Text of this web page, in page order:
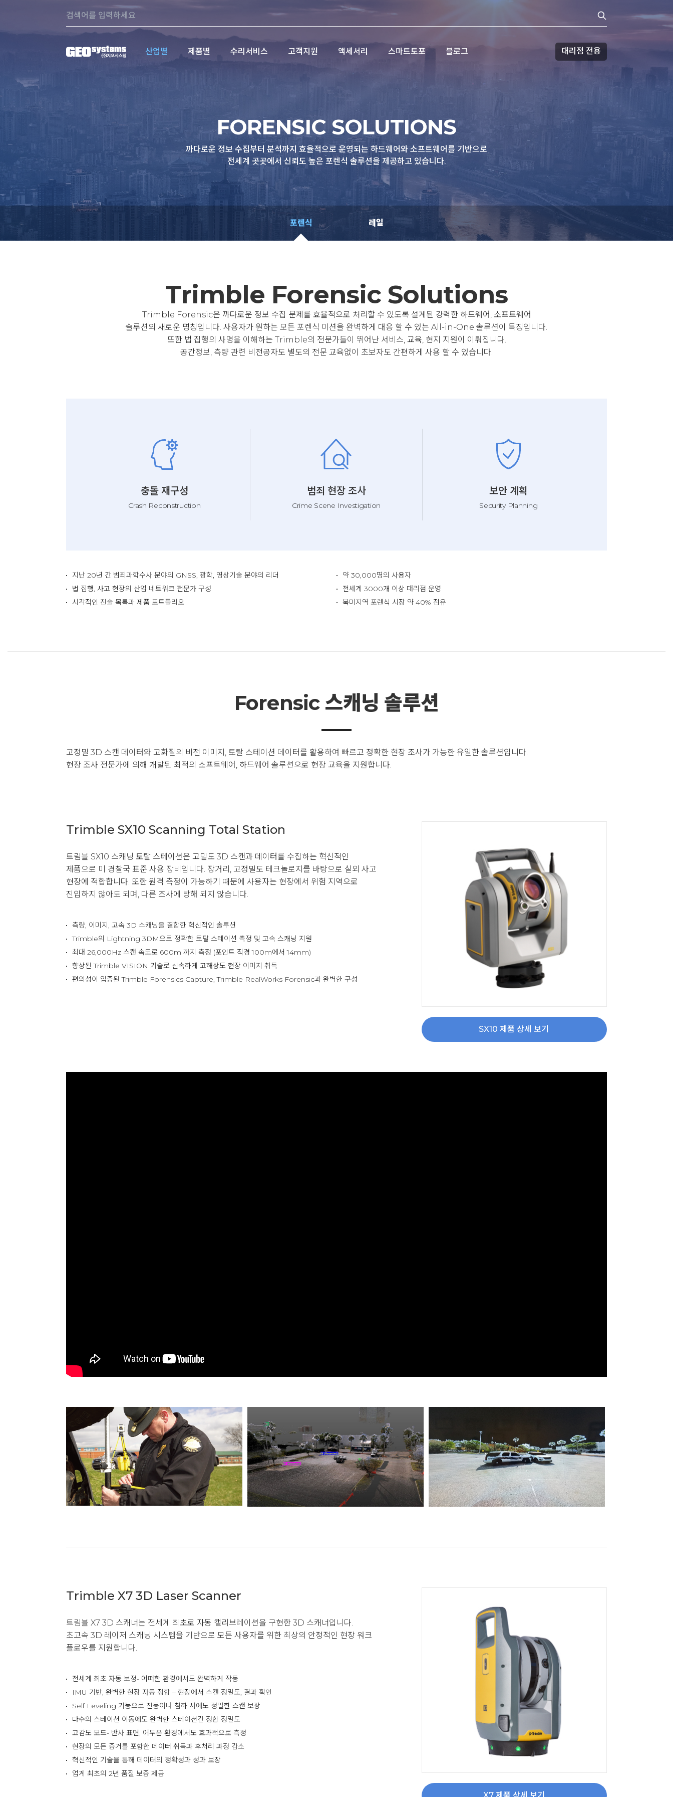
Search:
산업별 제품별 수리서비스 고객지원 액세서리 스마트토포 블로그 대리점 전용
FORENSIC SOLUTIONS
까다로운 정보 수집부터 분석까지 효율적으로 운영되는 하드웨어와 소프트웨어를 기반으로
전세계 곳곳에서 신뢰도 높은 포렌식 솔루션을 제공하고 있습니다.
포렌식 레일
Trimble Forensic Solutions
Trimble Forensic은 까다로운 정보 수집 문제를 효율적으로 처리할 수 있도록 설계된 강력한 하드웨어, 소프트웨어
솔루션의 새로운 명칭입니다. 사용자가 원하는 모든 포렌식 미션을 완벽하게 대응 할 수 있는 All-in-One 솔루션이 특징입니다.
또한 법 집행의 사명을 이해하는 Trimble의 전문가들이 뛰어난 서비스, 교육, 현지 지원이 이뤄집니다.
공간정보, 측량 관련 비전공자도 별도의 전문 교육없이 초보자도 간편하게 사용 할 수 있습니다.
충돌 재구성
Crash Reconstruction
범죄 현장 조사
Crime Scene Investigation
보안 계획
Security Planning
지난 20년 간 범죄과학수사 분야의 GNSS, 광학, 영상기술 분야의 리더
법 집행, 사고 현장의 산업 네트워크 전문가 구성
시각적인 진술 목록과 제품 포트폴리오
약 30,000명의 사용자
전세계 3000개 이상 대리점 운영
북미지역 포렌식 시장 약 40% 점유
Forensic 스캐닝 솔루션
고정밀 3D 스캔 데이터와 고화질의 비전 이미지, 토탈 스테이션 데이터를 활용하여 빠르고 정확한 현장 조사가 가능한 유일한 솔루션입니다.
현장 조사 전문가에 의해 개발된 최적의 소프트웨어, 하드웨어 솔루션으로 현장 교육을 지원합니다.
Trimble SX10 Scanning Total Station
트림블 SX10 스캐닝 토탈 스테이션은 고밀도 3D 스캔과 데이터를 수집하는 혁신적인
제품으로 미 경찰국 표준 사용 장비입니다. 장거리, 고정밀도 테크놀로지를 바탕으로 실외 사고
현장에 적합합니다. 또한 원격 측정이 가능하기 때문에 사용자는 현장에서 위험 지역으로
진입하지 않아도 되며, 다른 조사에 방해 되지 않습니다.
측량, 이미지, 고속 3D 스캐닝을 결합한 혁신적인 솔루션
Trimble의 Lightning 3DM으로 정확한 토탈 스테이션 측정 및 고속 스캐닝 지원
최대 26,000Hz 스캔 속도로 600m 까지 측정 (포인트 직경 100m에서 14mm)
향상된 Trimble VISION 기술로 신속하게 고해상도 현장 이미지 취득
편의성이 입증된 Trimble Forensics Capture, Trimble RealWorks Forensic과 완벽한 구성
SX10 제품 상세 보기
Trimble X7 3D Laser Scanner
트림블 X7 3D 스캐너는 전세계 최초로 자동 캘리브레이션을 구현한 3D 스캐너입니다.
초고속 3D 레이저 스캐닝 시스템을 기반으로 모든 사용자를 위한 최상의 안정적인 현장 워크
플로우를 지원합니다.
전세계 최초 자동 보정- 어떠한 환경에서도 완벽하게 작동
IMU 기반, 완벽한 현장 자동 정합 – 현장에서 스캔 정밀도, 결과 확인
Self Leveling 기능으로 진동이나 침하 시에도 정밀한 스캔 보장
다수의 스테이션 이동에도 완벽한 스테이션간 정합 정밀도
고감도 모드- 반사 표면, 어두운 환경에서도 효과적으로 측정
현장의 모든 증거를 포함한 데이터 취득과 후처리 과정 감소
혁신적인 기술을 통해 데이터의 정확성과 성과 보장
업계 최초의 2년 품질 보증 제공